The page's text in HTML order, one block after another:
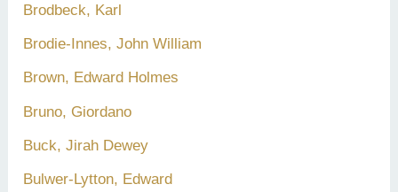
Brodbeck, Karl
Brodie-Innes, John William
Brown, Edward Holmes
Bruno, Giordano
Buck, Jirah Dewey
Bulwer-Lytton, Edward